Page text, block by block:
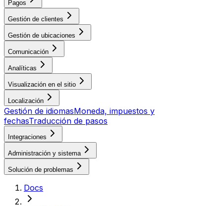
Pagos
Gestión de clientes
Gestión de ubicaciones
Comunicación
Analíticas
Visualización en el sitio
Localización
Gestión de idiomasMoneda, impuestos y
fechasTraducción de pasos
Integraciones
Administración y sistema
Solución de problemas
Docs